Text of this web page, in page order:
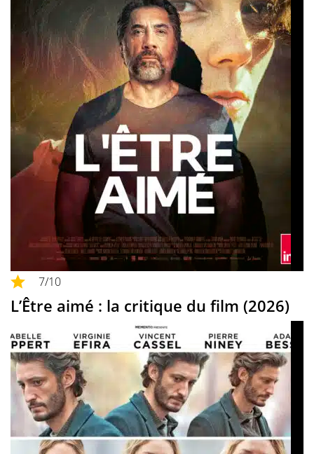
7/10
L’Être aimé : la critique du film (2026)